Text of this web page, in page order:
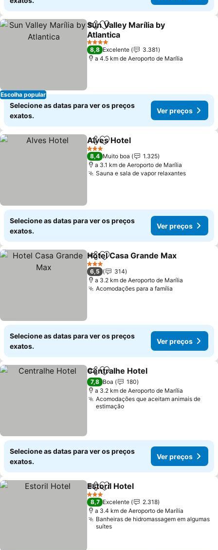
Escolha popular
PartilharAdicionar aos favoritos
Sun Valley Marília by
Atlantica
4 Estrelas
8,8 Excelente
3.381
a 4.5 km de Aeroporto de Marília
Selecione as datas para ver os preços
exatos.
Ver preços
PartilharAdicionar aos favoritos
Alves Hotel
3 Estrelas
8,4 Muito boa
1.325
a 3.1 km de Aeroporto de Marília
Sauna e sala de vapor relaxantes
Selecione as datas para ver os preços
exatos.
Ver preços
PartilharAdicionar aos favoritos
Hotel Casa Grande Max
3 Estrelas
6,5
314
a 3.2 km de Aeroporto de Marília
Acomodações para a família
Selecione as datas para ver os preços
exatos.
Ver preços
PartilharAdicionar aos favoritos
Centralhe Hotel
7,8 Boa
180
a 3.2 km de Aeroporto de Marília
Acomodações que aceitam animais de
estimação
Selecione as datas para ver os preços
exatos.
Ver preços
PartilharAdicionar aos favoritos
Estoril Hotel
3 Estrelas
8,7 Excelente
2.318
a 3.4 km de Aeroporto de Marília
Banheiras de hidromassagem em algumas
suítes